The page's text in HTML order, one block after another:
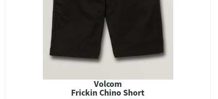
Volcom
Frickin Chino Short